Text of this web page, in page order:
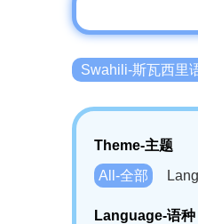
Swahili-斯瓦西里
Theme-主题
All-全部
Language-语种